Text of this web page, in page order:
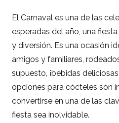
El Carnaval es una de las
esperadas del año, una
y diversión. Es una ocasión
amigos y familiares,
supuesto, ¡bebidas
opciones para cócteles son
convertirse en una de las
fiesta sea inolvidable.